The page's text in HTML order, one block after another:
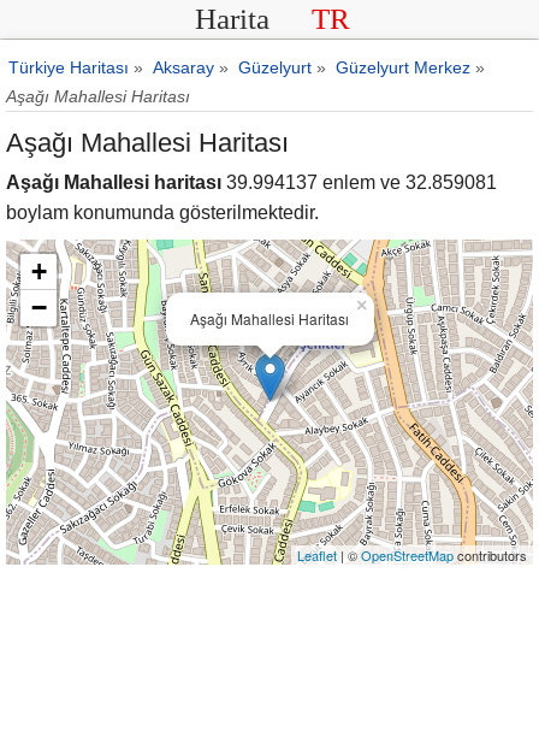
Harita TR
Türkiye Haritası » Aksaray » Güzelyurt » Güzelyurt Merkez »
Aşağı Mahallesi Haritası
Aşağı Mahallesi Haritası
Aşağı Mahallesi haritası 39.994137 enlem ve 32.859081
boylam konumunda gösterilmektedir.
Aşağı Mahallesi Haritası
×
+
−
Leaflet | ©OpenStreetMapcontributors